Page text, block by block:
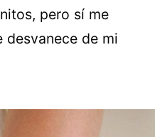
pero sí me
desvanece de mi